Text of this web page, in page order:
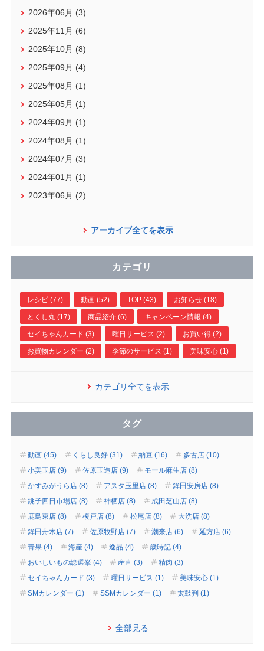
2026年06月 (3)
2025年11月 (6)
2025年10月 (8)
2025年09月 (4)
2025年08月 (1)
2025年05月 (1)
2024年09月 (1)
2024年08月 (1)
2024年07月 (3)
2024年01月 (1)
2023年06月 (2)
アーカイブ全てを表示
カテゴリ
レシピ (77) 動画 (52) TOP (43) お知らせ (18)
とくし丸 (17) 商品紹介 (6) キャンペーン情報 (4)
セイちゃんカード (3) 曜日サービス (2) お買い得 (2)
お買物カレンダー (2) 季節のサービス (1) 美味安心 (1)
カテゴリ全てを表示
タグ
動画 (45) くらし良好 (31) 納豆 (16)
多古店 (10)
小美玉店 (9)
佐原玉造店 (9)
モール麻生店 (8)
かすみがうら店 (8)
アスタ玉里店 (8)
鉾田安房店 (8)
銚子四日市場店 (8)
神栖店 (8)
成田芝山店 (8)
鹿島東店 (8)
榎戸店 (8) 松尾店 (8)
大洗店 (8)
鉾田舟木店 (7)
佐原牧野店 (7) 潮来店 (6)
延方店 (6)
青果 (4)
海産 (4) 逸品 (4)
歳時記 (4)
おいしいもの総選挙 (4)
産直 (3)
精肉 (3)
セイちゃんカード (3)
曜日サービス (1)
美味安心 (1)
SMカレンダー (1)
SSMカレンダー (1) 太鼓判 (1)
全部見る